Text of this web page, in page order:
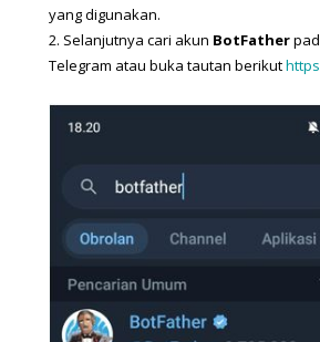
yang digunakan.
2. Selanjutnya cari akun BotFather
Telegram atau buka tautan berikut